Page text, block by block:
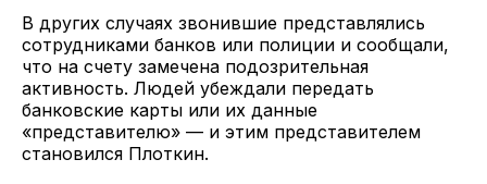
В других случаях звонившие представлялись
сотрудниками банков или полиции и сообщали,
что на счету замечена подозрительная
активность. Людей убеждали передать
банковские карты или их данные
«представителю» — и этим представителем
становился Плоткин.